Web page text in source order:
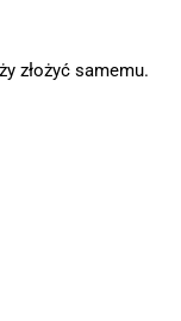
złożyć samemu.